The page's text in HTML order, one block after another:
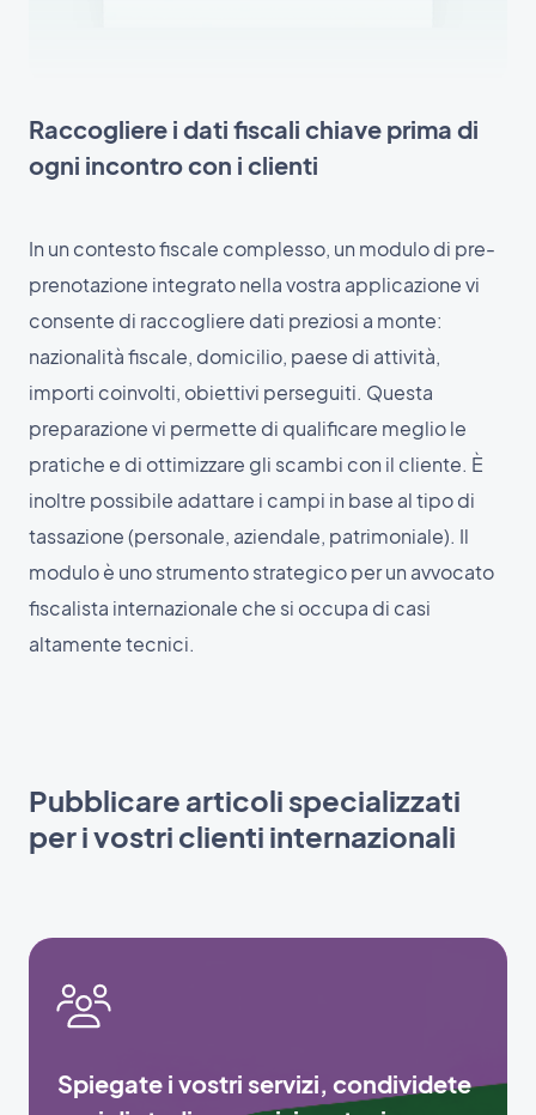
Raccogliere i dati fiscali chiave prima di
ogni incontro con i clienti
In un contesto fiscale complesso, un modulo di pre-
prenotazione integrato nella vostra applicazione vi
consente di raccogliere dati preziosi a monte:
nazionalità fiscale, domicilio, paese di attività,
importi coinvolti, obiettivi perseguiti. Questa
preparazione vi permette di qualificare meglio le
pratiche e di ottimizzare gli scambi con il cliente. È
inoltre possibile adattare i campi in base al tipo di
tassazione (personale, aziendale, patrimoniale). Il
modulo è uno strumento strategico per un avvocato
fiscalista internazionale che si occupa di casi
altamente tecnici.
Pubblicare articoli specializzati
per i vostri clienti internazionali
Spiegate i vostri servizi, condividete